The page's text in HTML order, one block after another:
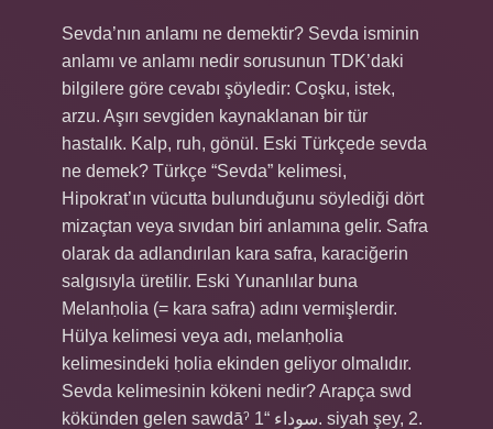
Sevda’nın anlamı ne demektir? Sevda isminin
anlamı ve anlamı nedir sorusunun TDK’daki
bilgilere göre cevabı şöyledir: Coşku, istek,
arzu. Aşırı sevgiden kaynaklanan bir tür
hastalık. Kalp, ruh, gönül. Eski Türkçede sevda
ne demek? Türkçe “Sevda” kelimesi,
Hipokrat’ın vücutta bulunduğunu söylediği dört
mizaçtan veya sıvıdan biri anlamına gelir. Safra
olarak da adlandırılan kara safra, karaciğerin
salgısıyla üretilir. Eski Yunanlılar buna
Melanḥolia (= kara safra) adını vermişlerdir.
Hülya kelimesi veya adı, melanḥolia
kelimesindeki ḥolia ekinden geliyor olmalıdır.
Sevda kelimesinin kökeni nedir? Arapça swd
kökünden gelen sawdāˀ سوداء “1. siyah şey, 2.